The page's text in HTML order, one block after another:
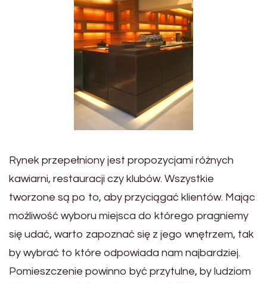
Rynek przepełniony jest propozycjami różnych
kawiarni, restauracji czy klubów. Wszystkie
tworzone są po to, aby przyciągać klientów. Mając
możliwość wyboru miejsca do którego pragniemy
się udać, warto zapoznać się z jego wnętrzem, tak
by wybrać to które odpowiada nam najbardziej.
Pomieszczenie powinno być przytulne, by ludziom